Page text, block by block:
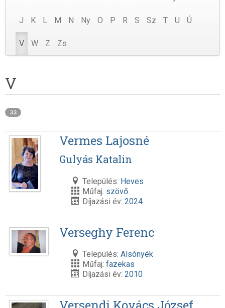
J K L M N Ny O P R S Sz T U Ú
V W Z Zs
V
33
Vermes Lajosné
Gulyás Katalin
Település: Heves
Műfaj: szövő
Díjazási év: 2024
Verseghy Ferenc
Település: Alsónyék
Műfaj: fazekas
Díjazási év: 2010